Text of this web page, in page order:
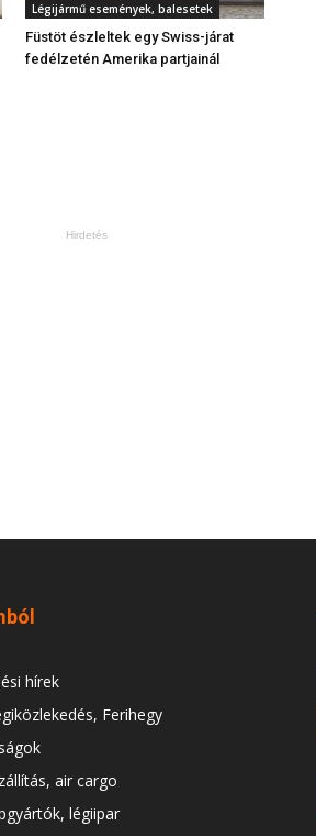
Légijármű események, balesetek
Füstöt észleltek egy Swiss-járat
fedélzetén Amerika partjainál
Hirdetés
hírek
Ferihegy
air cargo
légiipar